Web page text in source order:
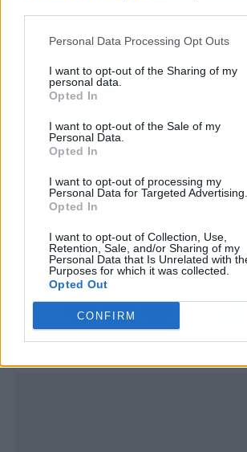
Personal Data Processing Opt Outs
I want to opt-out of the Sharing of my
personal data.
Opted In
I want to opt-out of the Sale of my
Personal Data.
Opted In
I want to opt-out of processing my
Personal Data for Targeted Advertising.
Opted In
I want to opt-out of Collection, Use,
Retention, Sale, and/or Sharing of my
Personal Data that Is Unrelated with
Purposes for which it was collected.
Opted Out
CONFIRM
Artículo anterior
Los beneficios de
en E&E Store
en